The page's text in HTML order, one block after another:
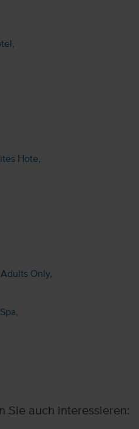
Hote,
Only,
Sie auch interessieren: